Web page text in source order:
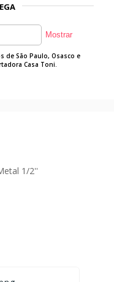
de São Paulo, Osasco e
Casa Toni.
1/2''